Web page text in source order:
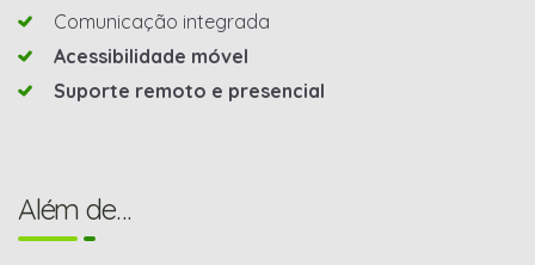
Comunicação integrada
Acessibilidade móvel
Suporte remoto e presencial
Além de…